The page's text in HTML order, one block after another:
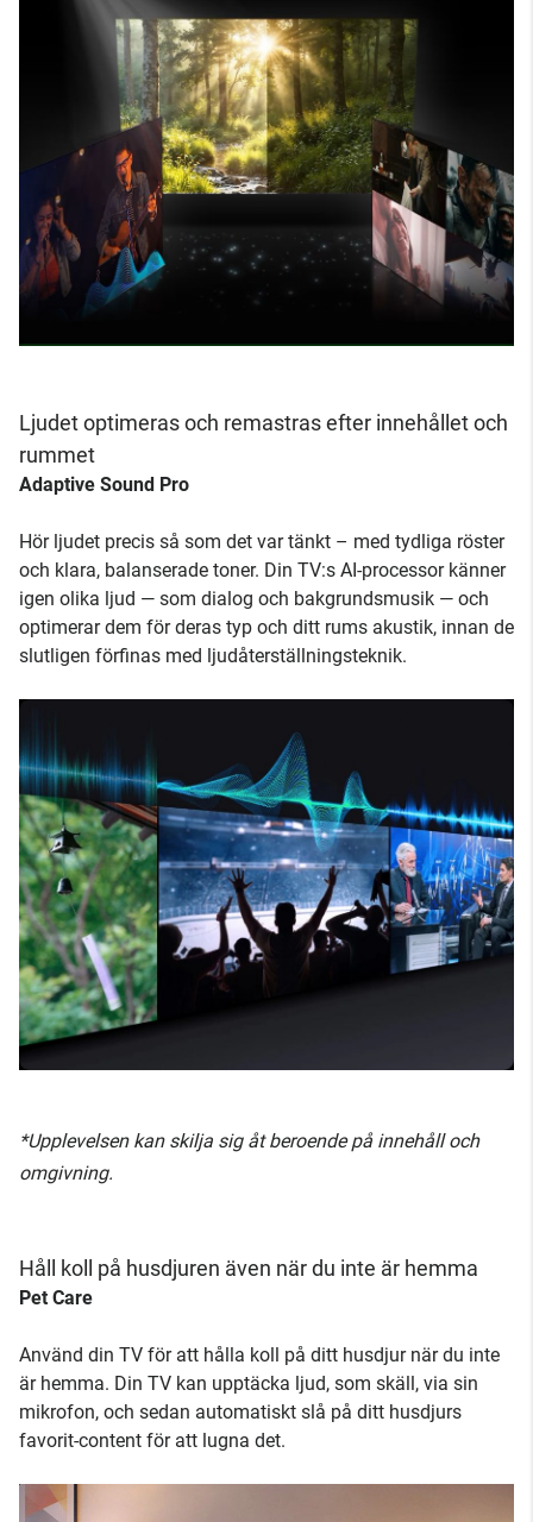
Ljudet optimeras och remastras efter innehållet och
rummet
Adaptive Sound Pro
Hör ljudet precis så som det var tänkt – med tydliga röster
och klara, balanserade toner. Din TV:s AI-processor känner
igen olika ljud — som dialog och bakgrundsmusik — och
optimerar dem för deras typ och ditt rums akustik, innan de
slutligen förfinas med ljudåterställningsteknik.
*Upplevelsen kan skilja sig åt beroende på innehåll och
omgivning.
Håll koll på husdjuren även när du inte är hemma
Pet Care
Använd din TV för att hålla koll på ditt husdjur när du inte
är hemma. Din TV kan upptäcka ljud, som skäll, via sin
mikrofon, och sedan automatiskt slå på ditt husdjurs
favorit-content för att lugna det.